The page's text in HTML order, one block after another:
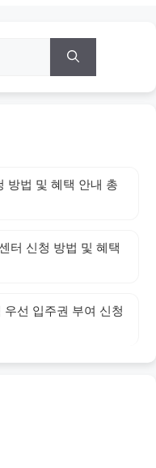
방법 및 혜택 안내 총
터 신청 방법 및 혜택
선 입주권 부여 신청